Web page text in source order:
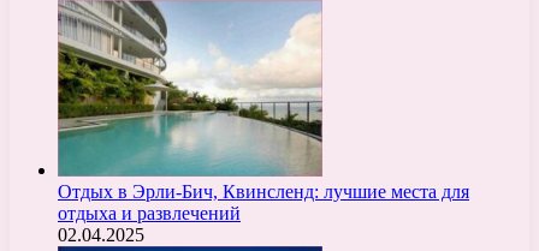
Отдых в Эрли-Бич, Квинсленд: лучшие места для
отдыха и развлечений
02.04.2025